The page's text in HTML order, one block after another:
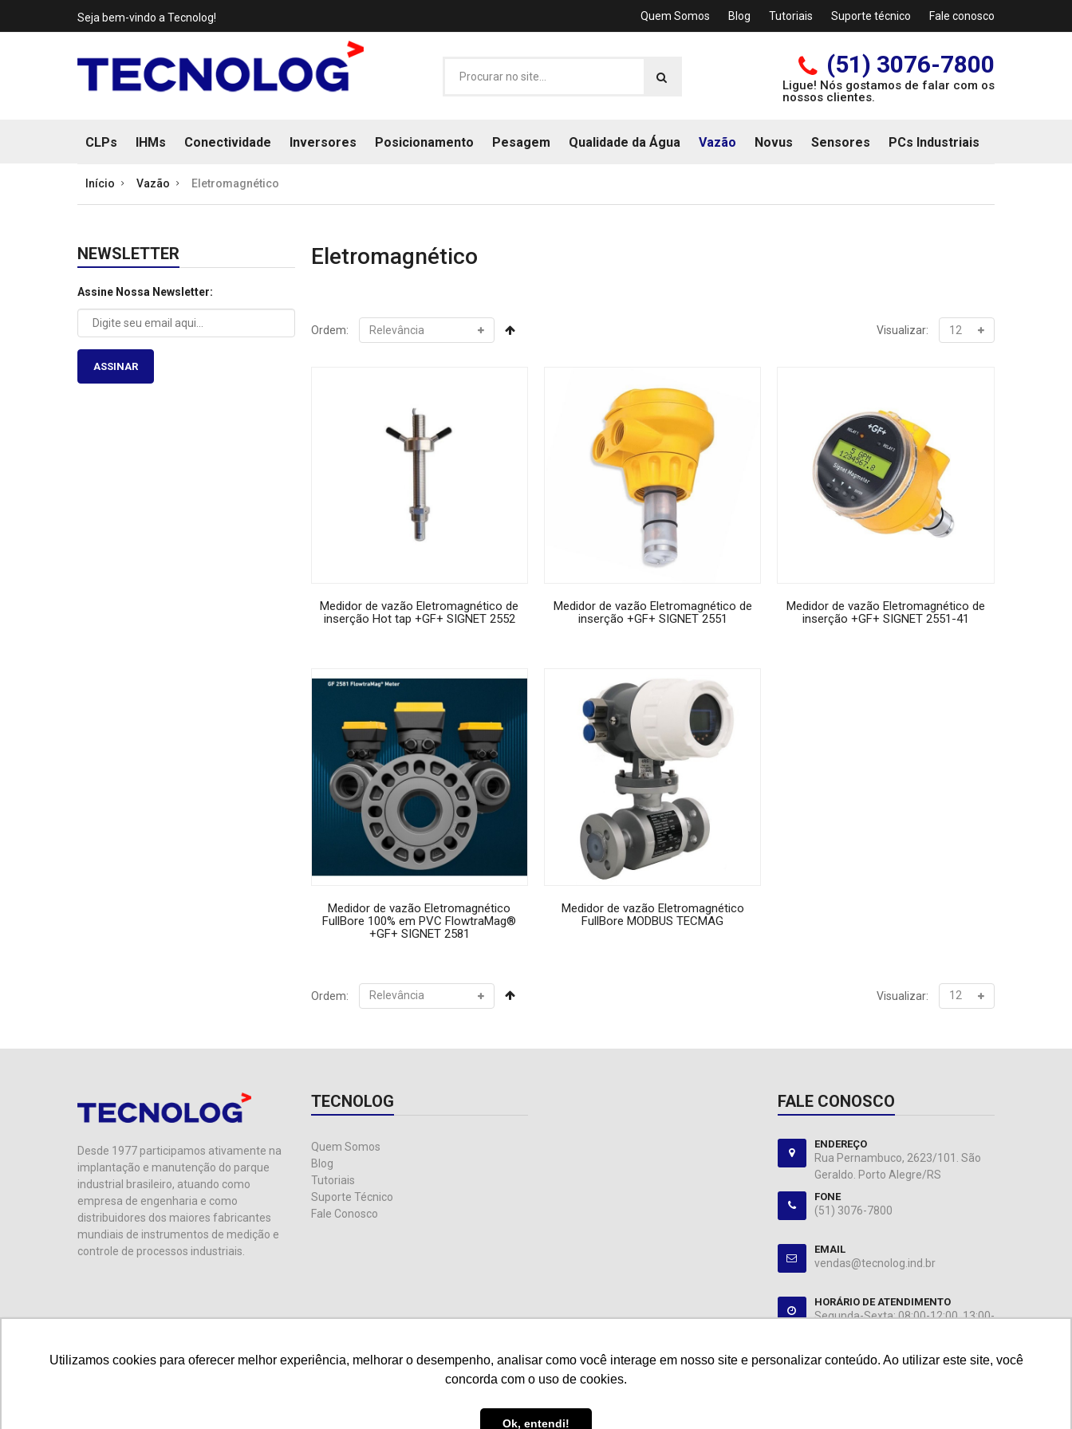
Utilizamos cookies para oferecer melhor experiência, melhorar o desempenho, analisar como você interage em nosso site e personalizar conteúdo. Ao utilizar este site, você
concorda com o uso de cookies.
Ok, entendi!
Utilizamos cookies para oferecer melhor experiência, melhorar o desempenho, analisar como você interage em nosso site e personalizar conteúdo. Ao utilizar este site, você
concorda com o uso de cookies.
Ok, entendi!
Seja bem-vindo a Tecnolog! Quem Somos Blog Tutoriais Suporte técnico Fale conosco
(51) 3076-7800
Ligue! Nós gostamos de falar com os
nossos clientes.
CLPs IHMs Conectividade Inversores Posicionamento Pesagem Qualidade da Água Vazão Novus Sensores PCs Industriais
Início Vazão Eletromagnético
NEWSLETTER
Assine Nossa Newsletter:
ASSINAR
Eletromagnético
Ordem: Visualizar:
Medidor de vazão Eletromagnético de
inserção Hot tap +GF+ SIGNET 2552
Medidor de vazão Eletromagnético de
inserção +GF+ SIGNET 2551
Medidor de vazão Eletromagnético de
inserção +GF+ SIGNET 2551-41
Medidor de vazão Eletromagnético
FullBore 100% em PVC FlowtraMag®
+GF+ SIGNET 2581
Medidor de vazão Eletromagnético
FullBore MODBUS TECMAG
Ordem: Visualizar:
Desde 1977 participamos ativamente na
implantação e manutenção do parque
industrial brasileiro, atuando como
empresa de engenharia e como
distribuidores dos maiores fabricantes
mundiais de instrumentos de medição e
controle de processos industriais.
TECNOLOG
Quem Somos
Blog
Tutoriais
Suporte Técnico
Fale Conosco
FALE CONOSCO
ENDEREÇO
Rua Pernambuco, 2623/101. São
Geraldo. Porto Alegre/RS
FONE
(51) 3076-7800
EMAIL
vendas@tecnolog.ind.br
HORÁRIO DE ATENDIMENTO
Segunda-Sexta: 08:00-12:00, 13:00-